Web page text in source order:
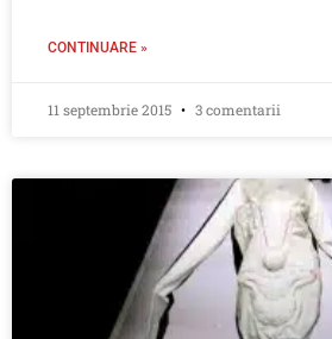
CONTINUARE »
11 septembrie 2015 3 comentarii